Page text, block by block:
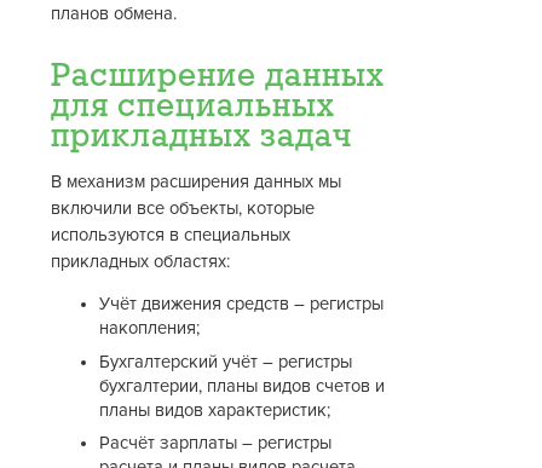
планов обмена.
Расширение данных
для специальных
прикладных задач
В механизм расширения данных мы
включили все объекты, которые
используются в специальных
прикладных областях:
Учёт движения средств – регистры
накопления;
Бухгалтерский учёт – регистры
бухгалтерии, планы видов счетов и
планы видов характеристик;
Расчёт зарплаты – регистры